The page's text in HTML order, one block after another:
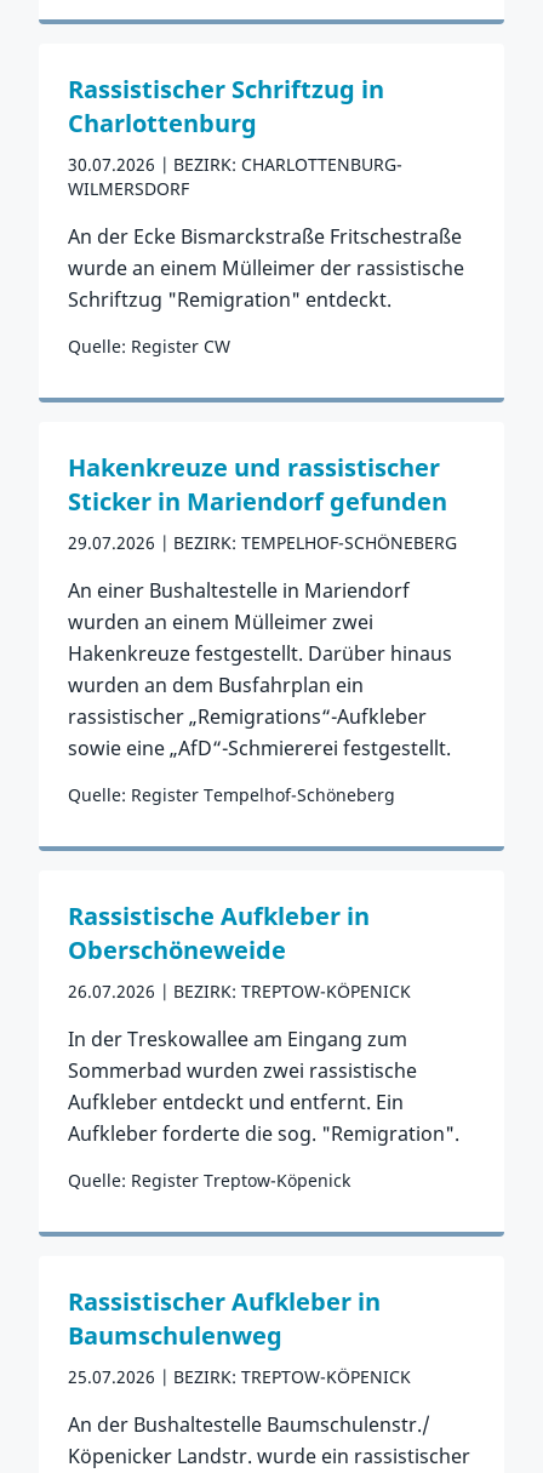
Zum Vorfall
Rassistischer Schriftzug in
Charlottenburg
30.07.2026
BEZIRK: CHARLOTTENBURG-
WILMERSDORF
An der Ecke Bismarckstraße Fritschestraße
wurde an einem Mülleimer der rassistische
Schriftzug "Remigration" entdeckt.
Quelle: Register CW
Zum Vorfall
Hakenkreuze und rassistischer
Sticker in Mariendorf gefunden
29.07.2026 BEZIRK: TEMPELHOF-SCHÖNEBERG
An einer Bushaltestelle in Mariendorf
wurden an einem Mülleimer zwei
Hakenkreuze festgestellt. Darüber hinaus
wurden an dem Busfahrplan ein
rassistischer „Remigrations“-Aufkleber
sowie eine „AfD“-Schmiererei festgestellt.
Quelle: Register Tempelhof-Schöneberg
Zum Vorfall
Rassistische Aufkleber in
Oberschöneweide
26.07.2026 BEZIRK: TREPTOW-KÖPENICK
In der Treskowallee am Eingang zum
Sommerbad wurden zwei rassistische
Aufkleber entdeckt und entfernt. Ein
Aufkleber forderte die sog. "Remigration".
Quelle: Register Treptow-Köpenick
Zum Vorfall
Rassistischer Aufkleber in
Baumschulenweg
25.07.2026 BEZIRK: TREPTOW-KÖPENICK
An der Bushaltestelle Baumschulenstr./
Köpenicker Landstr. wurde ein rassistischer